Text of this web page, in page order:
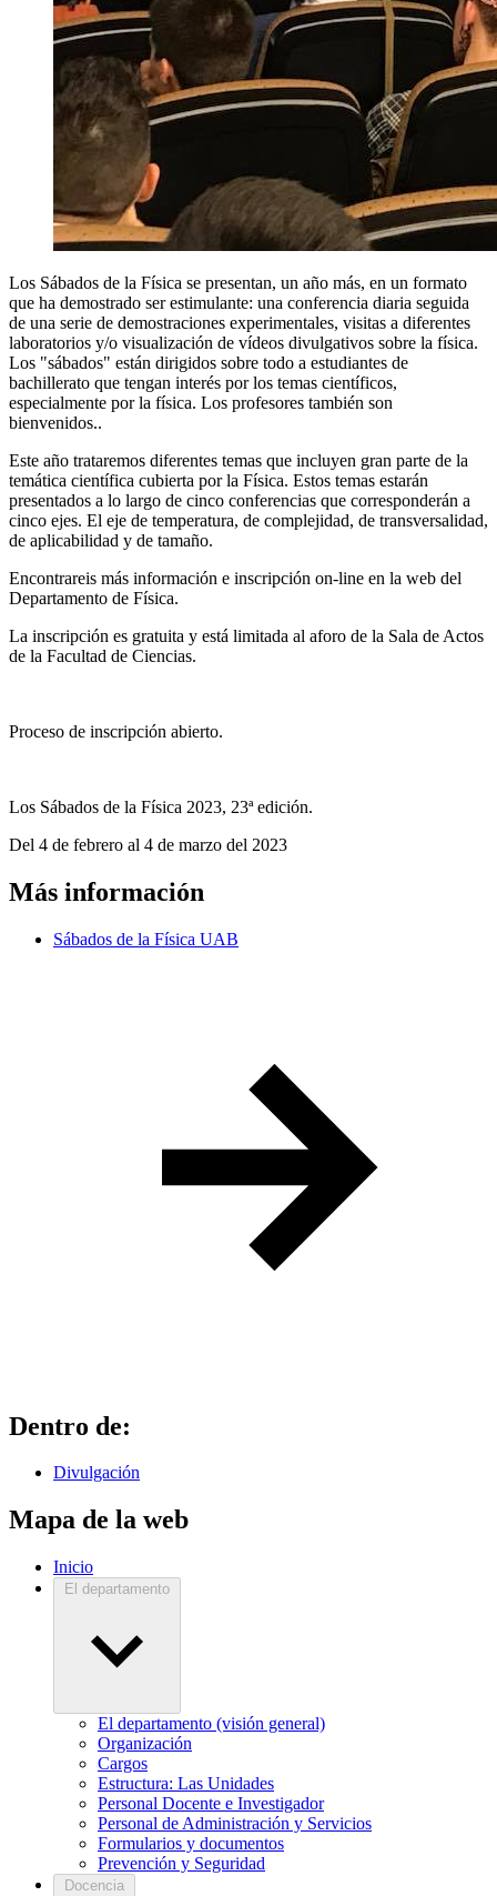
Los Sábados de la Física se presentan, un año más, en un formato
que ha demostrado ser estimulante: una conferencia diaria seguida
de una serie de demostraciones experimentales, visitas a diferentes
laboratorios y/o visualización de vídeos divulgativos sobre la física.
Los "sábados" están dirigidos sobre todo a estudiantes de
bachillerato que tengan interés por los temas científicos,
especialmente por la física. Los profesores también son
bienvenidos..
Este año trataremos diferentes temas que incluyen gran parte de la
temática científica cubierta por la Física. Estos temas estarán
presentados a lo largo de cinco conferencias que corresponderán a
cinco ejes. El eje de temperatura, de complejidad, de transversalidad,
de aplicabilidad y de tamaño.
Encontrareis más información e inscripción on-line en la web del
Departamento de Física.
La inscripción es gratuita y está limitada al aforo de la Sala de Actos
de la Facultad de Ciencias.
Proceso de inscripción abierto.
Los Sábados de la Física 2023, 23ª edición.
Del 4 de febrero al 4 de marzo del 2023
Más información
Sábados de la Física UAB
Dentro de:
Divulgación
Mapa de la web
Inicio
El departamento
El departamento (visión general)
Organización
Cargos
Estructura: Las Unidades
Personal Docente e Investigador
Personal de Administración y Servicios
Formularios y documentos
Prevención y Seguridad
Docencia